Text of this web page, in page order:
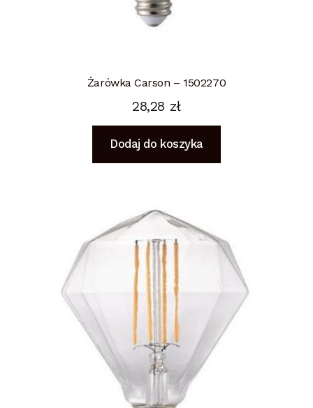
Żarówka Carson – 1502270
28,28 zł
Dodaj do koszyka